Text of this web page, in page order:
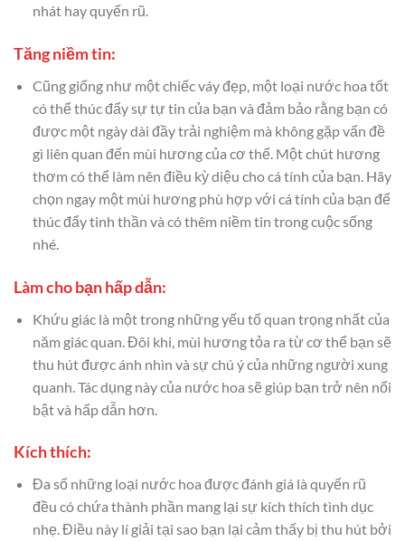
nhát hay quyến rũ.
Tăng niềm tin:
Cũng giống như một chiếc váy đẹp, một loại nước hoa tốt
có thể thúc đẩy sự tự tin của bạn và đảm bảo rằng bạn có
được một ngày dài đầy trải nghiệm mà không gặp vấn đề
gì liên quan đến mùi hương của cơ thể. Một chút hương
thơm có thể làm nên điều kỳ diệu cho cá tính của bạn. Hãy
chọn ngay một mùi hương phù hợp với cá tính của bạn để
thúc đẩy tinh thần và có thêm niềm tin trong cuộc sống
nhé.
Làm cho bạn hấp dẫn:
Khứu giác là một trong những yếu tố quan trọng nhất của
năm giác quan. Đôi khi, mùi hương tỏa ra từ cơ thể bạn sẽ
thu hút được ánh nhìn và sự chú ý của những người xung
quanh. Tác dụng này của nước hoa sẽ giúp bạn trở nên nổi
bật và hấp dẫn hơn.
Kích thích:
Đa số những loại nước hoa được đánh giá là quyến rũ
đều có chứa thành phần mang lại sự kích thích tình dục
nhẹ. Điều này lí giải tại sao bạn lại cảm thấy bị thu hút bởi